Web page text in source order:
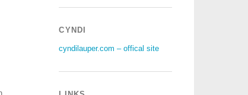
CYNDI
cyndilauper.com – offical site